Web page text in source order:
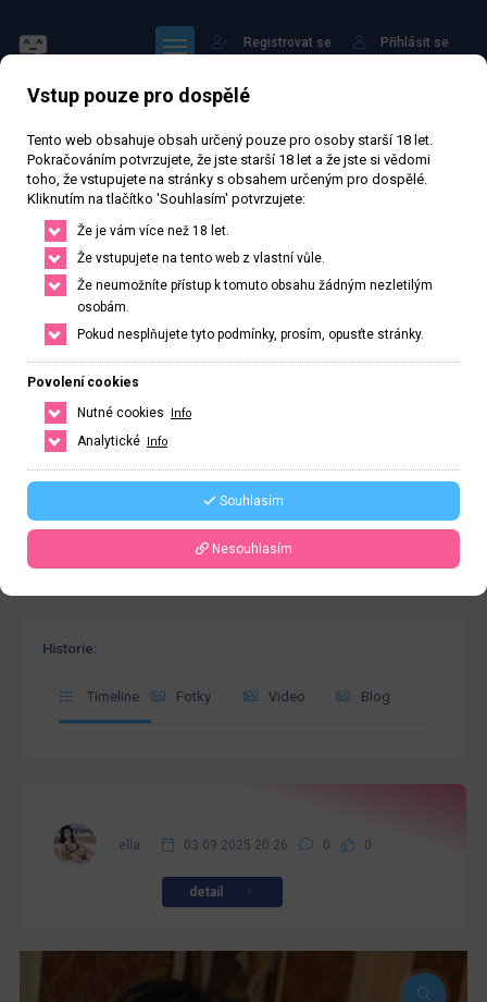
Přihlásit se
Registrovat se
ella
Veřejný profil
Počet sledujících
Historie:
Timeline Fotky Video Blog
ella 03.09.2025 20:26 0 0
detail
Vstup pouze pro dospělé
Tento web obsahuje obsah určený pouze pro osoby starší 18 let.
Pokračováním potvrzujete, že jste starší 18 let a že jste si vědomi
toho, že vstupujete na stránky s obsahem určeným pro dospělé.
Kliknutím na tlačítko 'Souhlasím' potvrzujete:
Že je vám více než 18 let.
Že vstupujete na tento web z vlastní vůle.
Že neumožníte přístup k tomuto obsahu žádným nezletilým
osobám.
Pokud nesplňujete tyto podmínky, prosím, opusťte stránky.
Povolení cookies
Nutné cookies
Info
Analytické Info
Souhlasím
Nesouhlasím